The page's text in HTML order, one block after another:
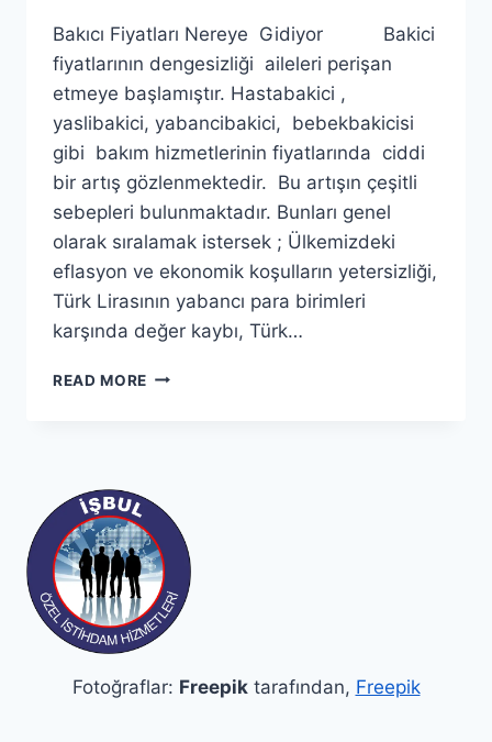
Bakıcı Fiyatları Nereye Gidiyor Bakici
fiyatlarının dengesizliği aileleri perişan
etmeye başlamıştır. Hastabakici ,
yaslibakici, yabancibakici, bebekbakicisi
gibi bakım hizmetlerinin fiyatlarında ciddi
bir artış gözlenmektedir. Bu artışın çeşitli
sebepleri bulunmaktadır. Bunları genel
olarak sıralamak istersek ; Ülkemizdeki
eflasyon ve ekonomik koşulların yetersizliği,
Türk Lirasının yabancı para birimleri
karşında değer kaybı, Türk…
READ MORE BAKICI
Fotoğraflar: Freepiktarafından, Freepik